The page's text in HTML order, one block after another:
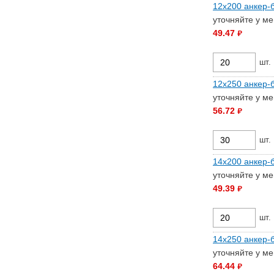
12х200 анкер-
уточняйте у
49.47 руб.
шт.
12х250 анкер-
уточняйте у
56.72 руб.
шт.
14х200 анкер-
уточняйте у
49.39 руб.
шт.
14х250 анкер-
уточняйте у
64.44 руб.